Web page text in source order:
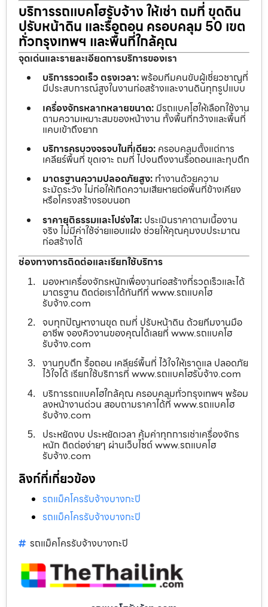
บริการรถแบคโฮรับจ้าง ให้เช่า ถมที่ ขุดดิน
ปรับหน้าดิน และรื้อถอน ครอบคลุม 50 เขต
ทั่วกรุงเทพฯ และพื้นที่ใกล้คุณ
จุดเด่นและรายละเอียดการบริการของเรา
บริการรวดเร็ว ตรงเวลา:พร้อมทีมคนขับผู้เชี่ยวชาญที่
มีประสบการณ์สูงในงานก่อสร้างและงานดินทุกรูปแบบ
เครื่องจักรหลากหลายขนาด: มีรถแบคโฮให้เลือกใช้งาน
ตามความเหมาะสมของหน้างาน ทั้งพื้นที่กว้างและพื้นที่
แคบเข้าถึงยาก
บริการครบวงจรจบในที่เดียว: ครอบคลุมตั้งแต่การ
เคลียร์พื้นที่ ขุดเจาะ ถมที่ ไปจนถึงงานรื้อถอนและทุบตึก
มาตรฐานความปลอดภัยสูง: ทำงานด้วยความ
ระมัดระวัง ไม่ก่อให้เกิดความเสียหายต่อพื้นที่ข้างเคียง
หรือโครงสร้างรอบนอก
ราคายุติธรรมและโปร่งใส: ประเมินราคาตามเนื้องาน
จริง ไม่มีค่าใช้จ่ายแอบแฝง ช่วยให้คุณคุมงบประมาณ
ก่อสร้างได้
ช่องทางการติดต่อและเรียกใช้บริการ
มองหาเครื่องจักรหนักเพื่องานก่อสร้างที่รวดเร็วและได้
มาตรฐาน ติดต่อเราได้ทันทีที่ www.รถแบคโฮ
รับจ้าง.com
จบทุกปัญหางานขุด ถมที่ ปรับหน้าดิน ด้วยทีมงานมือ
อาชีพ จองคิวงานของคุณได้เลยที่ www.รถแบคโฮ
รับจ้าง.com
งานทุบตึก รื้อถอน เคลียร์พื้นที่ ไว้ใจให้เราดูแล ปลอดภัย
ไว้ใจได้ เรียกใช้บริการที่ www.รถแบคโฮรับจ้าง.com
บริการรถแบคโฮใกล้คุณ ครอบคลุมทั่วกรุงเทพฯ พร้อม
ลงหน้างานด่วน สอบถามราคาได้ที่ www.รถแบคโฮ
รับจ้าง.com
ประหยัดงบ ประหยัดเวลา คุ้มค่าทุกการเช่าเครื่องจักร
หนัก ติดต่อง่ายๆ ผ่านเว็บไซต์ www.รถแบคโฮ
รับจ้าง.com
ลิงก์ที่เกี่ยวข้อง
รถแม็คโครรับจ้างบางกะปิ
รถแม็คโครรับจ้างบางกะปิ
รถแม็คโครรับจ้างบางกะปิ